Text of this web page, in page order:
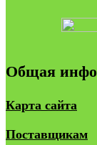
Общая
Карта сайта
Поставщикам